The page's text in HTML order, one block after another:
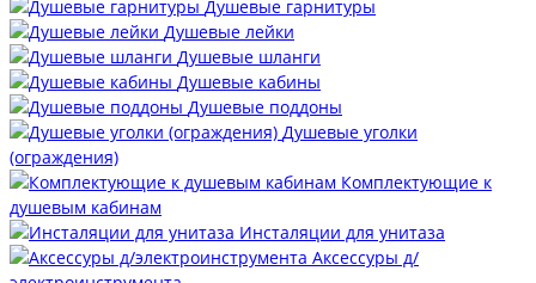
Душевые гарнитуры
Душевые лейки
Душевые шланги
Душевые кабины
Душевые поддоны
Душевые уголки
(ограждения)
Комплектующие к
душевым кабинам
Инсталяции для унитаза
Аксессуры д/